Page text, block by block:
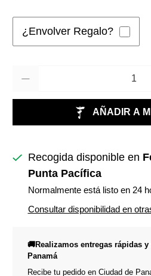
¿Envolver Regalo?
AÑADIR A
Recogida disponible en
Punta Pacífica
Normalmente está listo en 24
Consultar disponibilidad en
🚚Realizamos entregas rápidas
Panamá
Recibe tu pedido en Ciudad de